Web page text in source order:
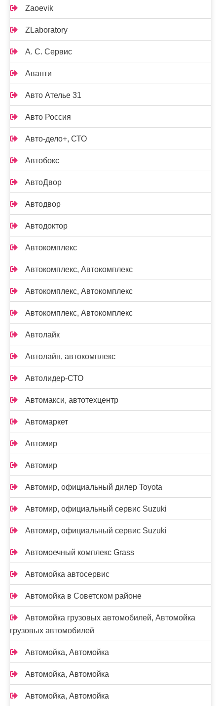
Zaoevik
ZLaboratory
А. С. Сервис
Аванти
Авто Ателье 31
Авто Россия
Авто-дело+, СТО
Автобокс
АвтоДвор
Автодвор
Автодоктор
Автокомплекс
Автокомплекс, Автокомплекс
Автокомплекс, Автокомплекс
Автокомплекс, Автокомплекс
Автолайк
Автолайн, автокомплекс
Автолидер-СТО
Автомакси, автотехцентр
Автомаркет
Автомир
Автомир
Автомир, официальный дилер Toyota
Автомир, официальный сервис Suzuki
Автомир, официальный сервис Suzuki
Автомоечный комплекс Grass
Автомойка автосервис
Автомойка в Советском районе
Автомойка грузовых автомобилей, Автомойка
грузовых автомобилей
Автомойка, Автомойка
Автомойка, Автомойка
Автомойка, Автомойка